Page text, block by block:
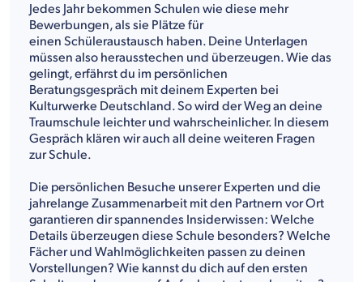
Jedes Jahr bekommen Schulen wie diese mehr
Bewerbungen, als sie Plätze für
einen Schüleraustausch haben. Deine Unterlagen
müssen also herausstechen und überzeugen. Wie das
gelingt, erfährst du im persönlichen
Beratungsgespräch mit deinem Experten bei
Kulturwerke Deutschland. So wird der Weg an deine
Traumschule leichter und wahrscheinlicher. In diesem
Gespräch klären wir auch all deine weiteren Fragen
zur Schule.
Die persönlichen Besuche unserer Experten und die
jahrelange Zusammenarbeit mit den Partnern vor Ort
garantieren dir spannendes Insiderwissen: Welche
Details überzeugen diese Schule besonders? Welche
Fächer und Wahlmöglichkeiten passen zu deinen
Vorstellungen? Wie kannst du dich auf den ersten